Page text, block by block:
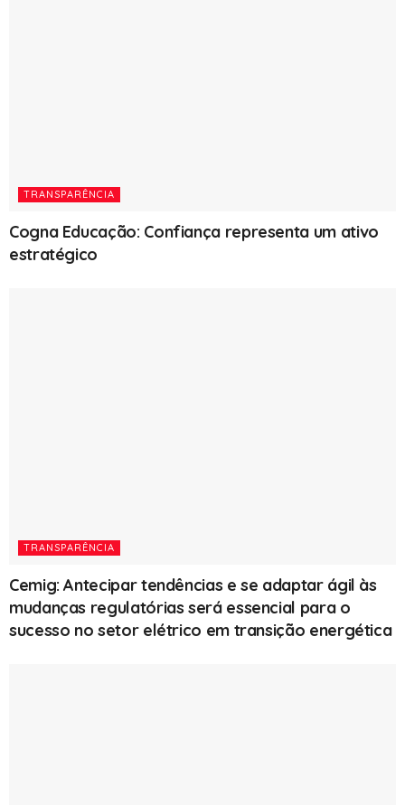
TRANSPARÊNCIA
Cogna Educação: Confiança representa um ativo
estratégico
TRANSPARÊNCIA
Cemig: Antecipar tendências e se adaptar ágil às
mudanças regulatórias será essencial para o
sucesso no setor elétrico em transição energética